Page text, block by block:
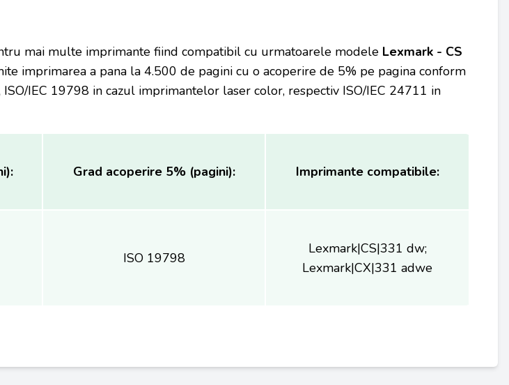
mai multe imprimante fiind compatibil cu urmatoarele modele Lexmark - CS
imprimarea a pana la 4.500 de pagini cu o acoperire de 5% pe pagina conform
IEC 19798 in cazul imprimantelor laser color, respectiv ISO/IEC 24711 in
Grad acoperire 5% (pagini): Imprimante compatibile:
ISO 19798
Lexmark|CS|331 dw;
Lexmark|CX|331 adwe